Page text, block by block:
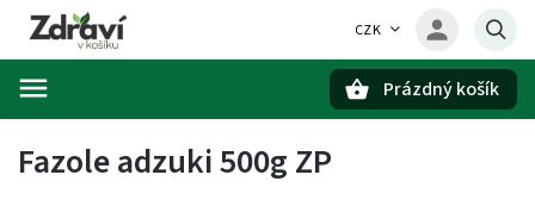
CZK
Prázdný košík
Fazole adzuki 500g ZP